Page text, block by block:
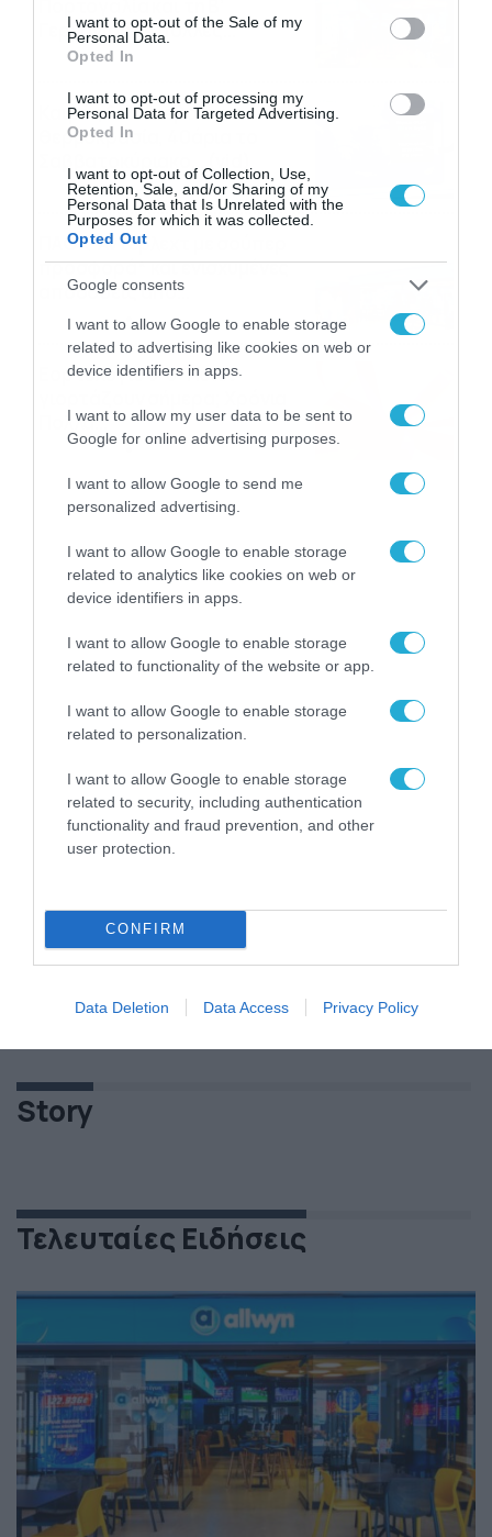
consent section.
I want to opt-out of the Sale of my
Personal Data.
Opted In
I want to opt-out of processing my
Personal Data for Targeted Advertising.
Opted In
I want to opt-out of Collection, Use,
Retention, Sale, and/or Sharing of my
Personal Data that Is Unrelated with the
Purposes for which it was collected.
Opted Out
Google consents
I want to allow Google to enable storage
related to advertising like cookies on web or
device identifiers in apps.
I want to allow my user data to be sent to
Google for online advertising purposes.
I want to allow Google to send me
personalized advertising.
I want to allow Google to enable storage
related to analytics like cookies on web or
device identifiers in apps.
I want to allow Google to enable storage
related to functionality of the website or app.
I want to allow Google to enable storage
related to personalization.
I want to allow Google to enable storage
related to security, including authentication
functionality and fraud prevention, and other
user protection.
CONFIRM
Data Deletion Data Access Privacy Policy
Γερμανίας με πολλές
στοιχηματικές επιλογές από
07/08/2026
Καιρός 6-8: Ανεβαίνει η
θερμοκρασία, 40άρια το
06/08/2026 22:00
ΠΑΟΚ-Άντερλεχτ με σούπερ
προσφορά* και ενισχυμένες
αποδόσεις από
το Pamestoixima.gr
06/08/2026 14:02
Εορτολόγιο 6-8: Ποιοι
Πολλά…
06/08/2026 08:05
Story
Τελευταίες Ειδήσεις